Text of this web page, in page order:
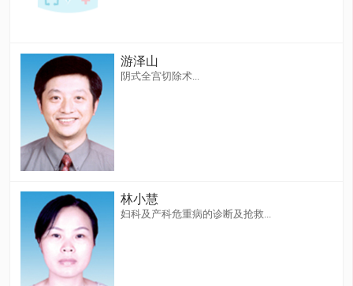
游泽山
阴式全宫切除术...
林小慧
妇科及产科危重病的诊断及抢救...